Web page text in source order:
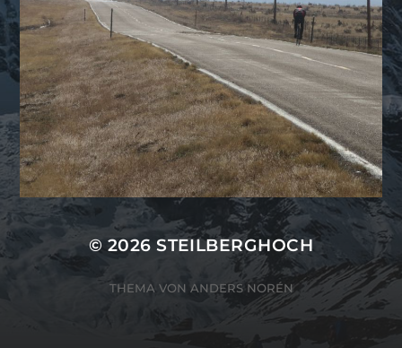
© 2026STEILBERGHOCH
THEMA VON ANDERS NORÉN